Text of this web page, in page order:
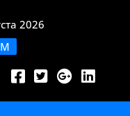
2026